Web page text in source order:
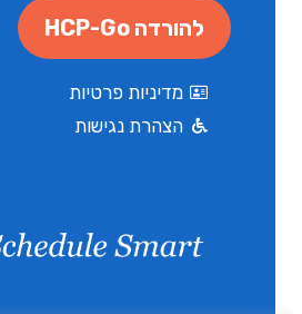
להורדה HCP-Go
מדיניות פרטיות
הצהרת נגישות